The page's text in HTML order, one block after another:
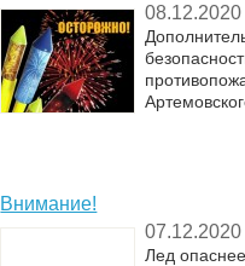
08.12.2020
Внимание!
07.12.2020
Лед